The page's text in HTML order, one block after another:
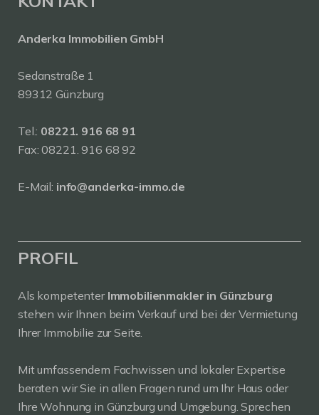
Anderka Immobilien GmbH
Sedanstraße 1
89312 Günzburg
Tel.: 08221. 916 68 91
Fax: 08221. 916 68 92
E-Mail: info@anderka-immo.de
PROFIL
Als kompetenter Immobilienmakler in Günzburg
stehen wir Ihnen beim Verkauf und bei der Vermietung
Ihrer Immobilie zur Seite.
Mit umfassendem Fachwissen und lokaler Expertise
beraten wir Sie in allen Fragen rund um Ihr Haus oder
Ihre Wohnung in Günzburg und Umgebung. Sprechen